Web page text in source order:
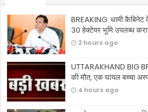
BREAKING: धामी कैबिनेट
30 हेक्टेयर भूमि उपलब्ध
2 hours ago
UTTARAKHAND BIG
की मौत, एक घायल बच्चा
4 hours ago